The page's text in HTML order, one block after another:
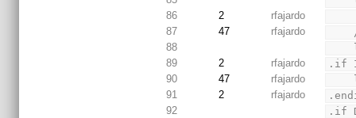
86
2
rfajardo
87
47 rfajardo
88
89
2 rfajardo
.if
90
47 rfajardo
91
2 rfajardo
92
.if